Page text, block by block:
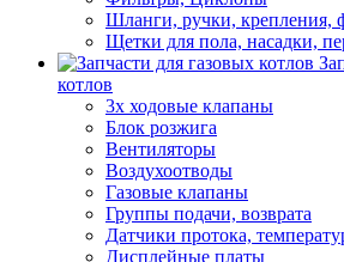
Шланги, ручки, крепления,
Щетки для пола, насадки,
котлов
3х ходовые клапаны
Блок розжига
Вентиляторы
Воздухоотводы
Газовые клапаны
Группы подачи, возврата
Датчики протока,
Дисплейные платы